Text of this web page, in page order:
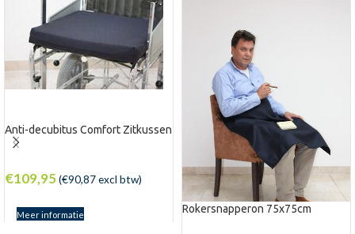
Anti-decubitus Comfort Zitkussen
€109,95(€90,87excl btw)
Meer informatie Rokersnapperon 75x75cm